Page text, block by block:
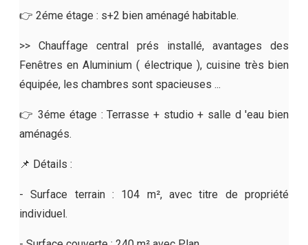
👉 2éme étage : s+2 bien aménagé habitable.
>> Chauffage central prés installé, avantages des
Fenêtres en Aluminium ( électrique ), cuisine très bien
équipée, les chambres sont spacieuses ...
👉 3éme étage : Terrasse + studio + salle d 'eau bien
aménagés.
📌 Détails :
- Surface terrain : 104 m², avec titre de propriété
individuel.